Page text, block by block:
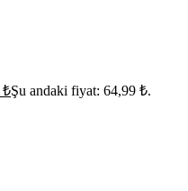
₺Şu andaki fiyat: 64,99 ₺.